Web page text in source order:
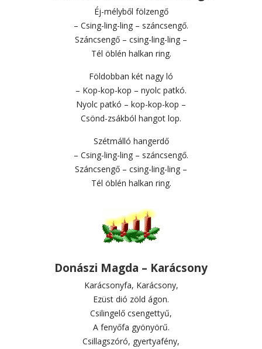
Éj-mélyből fölzengő
– Csing-ling-ling – száncsengő.
Száncsengő – csing-ling-ling –
Tél öblén halkan ring.
Földobban két nagy ló
– Kop-kop-kop – nyolc patkó.
Nyolc patkó – kop-kop-kop –
Csönd-zsákból hangot lop.
Szétmálló hangerdő
– Csing-ling-ling – száncsengő.
Száncsengő – csing-ling-ling –
Tél öblén halkan ring.
Donászi Magda – Karácsony
Karácsonyfa, Karácsony,
Ezüst dió zöld ágon.
Csilingelő csengettyű,
A fenyőfa gyönyörű.
Csillagszóró, gyertyafény,